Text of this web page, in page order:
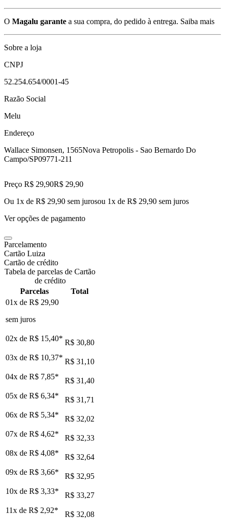
O Magalu garante a sua compra, do pedido à entrega. Saiba mais
Sobre a loja
CNPJ
52.254.654/0001-45
Razão Social
Melu
Endereço
Wallace Simonsen, 1565Nova Petropolis - Sao Bernardo Do
Campo/SP09771-211
Preço R$ 29,90R$ 29,90
Ou 1x de R$ 29,90 sem jurosou 1x de R$ 29,90 sem juros
Ver opções de pagamento
Parcelamento
Cartão Luiza
Cartão de crédito
Tabela de parcelas de Cartão
de crédito
Parcelas
Total
01x de R$ 29,90
sem juros
02x de R$ 15,40* R$ 30,80
03x de R$ 10,37* R$ 31,10
04x de R$ 7,85*
R$ 31,40
05x de R$ 6,34*
R$ 31,71
06x de R$ 5,34*
R$ 32,02
07x de R$ 4,62*
R$ 32,33
08x de R$ 4,08*
R$ 32,64
09x de R$ 3,66*
R$ 32,95
10x de R$ 3,33*
R$ 33,27
11x de R$ 2,92*
R$ 32,08